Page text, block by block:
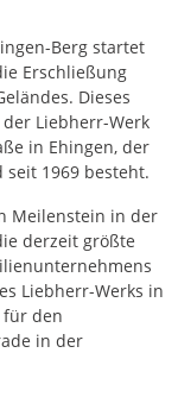
Berg startet
Erschließung
Dieses
Liebherr-Werk
in Ehingen, der
1969 besteht.
Meilenstein in der
derzeit größte
Liebherr-Werks in
für den
in der